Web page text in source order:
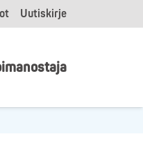
Uutiskirje